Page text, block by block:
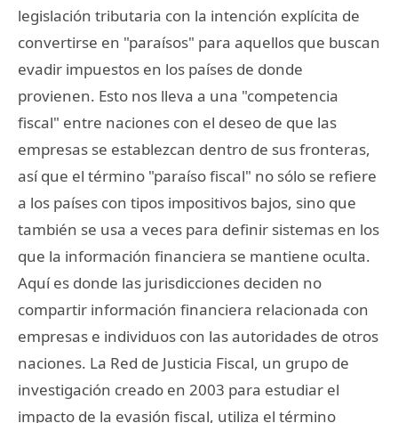
legislación tributaria con la intención explícita de
convertirse en "paraísos" para aquellos que buscan
evadir impuestos en los países de donde
provienen. Esto nos lleva a una "competencia
fiscal" entre naciones con el deseo de que las
empresas se establezcan dentro de sus fronteras,
así que el término "paraíso fiscal" no sólo se refiere
a los países con tipos impositivos bajos, sino que
también se usa a veces para definir sistemas en los
que la información financiera se mantiene oculta.
Aquí es donde las jurisdicciones deciden no
compartir información financiera relacionada con
empresas e individuos con las autoridades de otros
naciones. La Red de Justicia Fiscal, un grupo de
investigación creado en 2003 para estudiar el
impacto de la evasión fiscal, utiliza el término